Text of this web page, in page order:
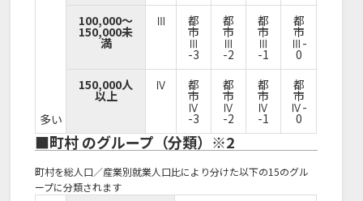
多い
100,000～
150,000未
満
Ⅲ 都
市
Ⅲ
-3
都
市
Ⅲ
-2
都
市
Ⅲ
-1
都
市
Ⅲ-
0
150,000人
以上
Ⅳ 都
市
Ⅳ
-3
都
市
Ⅳ
-2
都
市
Ⅳ
-1
都
市
Ⅳ-
0
■町村 のグループ（分類）※2
町村を総人口／産業別就業人口比により分けた以下の15のグル
ープに分類されます